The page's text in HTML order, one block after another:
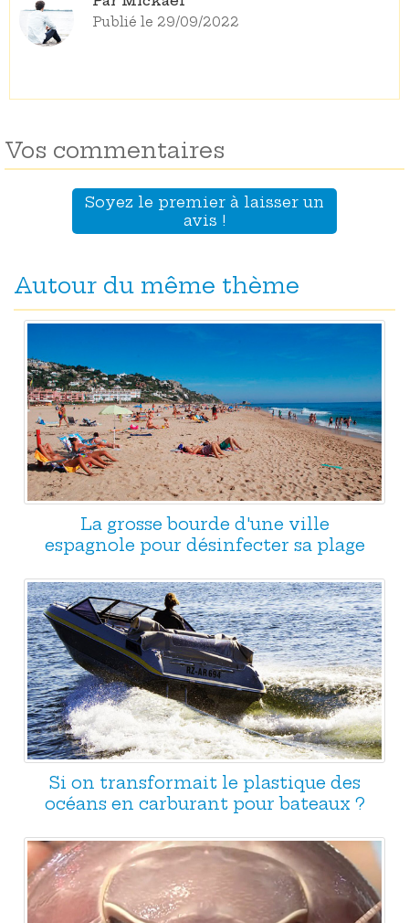
Publié le 29/09/2022
Vos commentaires
Soyez le premier à laisser un
avis !
Autour du même thème
La grosse bourde d'une ville
espagnole pour désinfecter sa plage
Si on transformait le plastique des
océans en carburant pour bateaux ?